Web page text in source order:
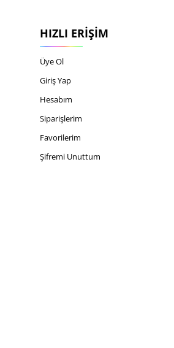
HIZLI ERIŞIM
Üye Ol
Giriş Yap
Hesabım
Siparişlerim
Favorilerim
Şifremi Unuttum